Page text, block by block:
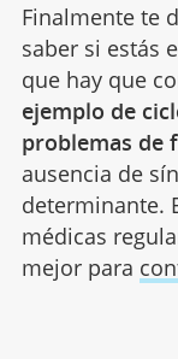
Finalmente te
saber si estás
que hay que
ejemplo de
problemas de
ausencia de
determinante.
médicas
mejor para